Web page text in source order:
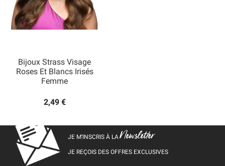
Bijoux Strass Visage
Roses Et Blancs Irisés
Femme
2,49 €
JE M’INSCRIS À LANewsletter
JE REÇOIS DES OFFRES EXCLUSIVES